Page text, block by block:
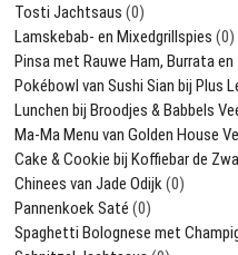
Tosti Jachtsaus (0)
Lamskebab- en Mixedgrillspies (0)
Pinsa met Rauwe Ham, Burrata
Pokébowl van Sushi Sian bij Plus
Lunchen bij Broodjes & Babbels
Ma-Ma Menu van Golden House
Cake & Cookie bij Koffiebar de
Chinees van Jade Odijk(0)
Pannenkoek Saté (0)
Spaghetti Bolognese met